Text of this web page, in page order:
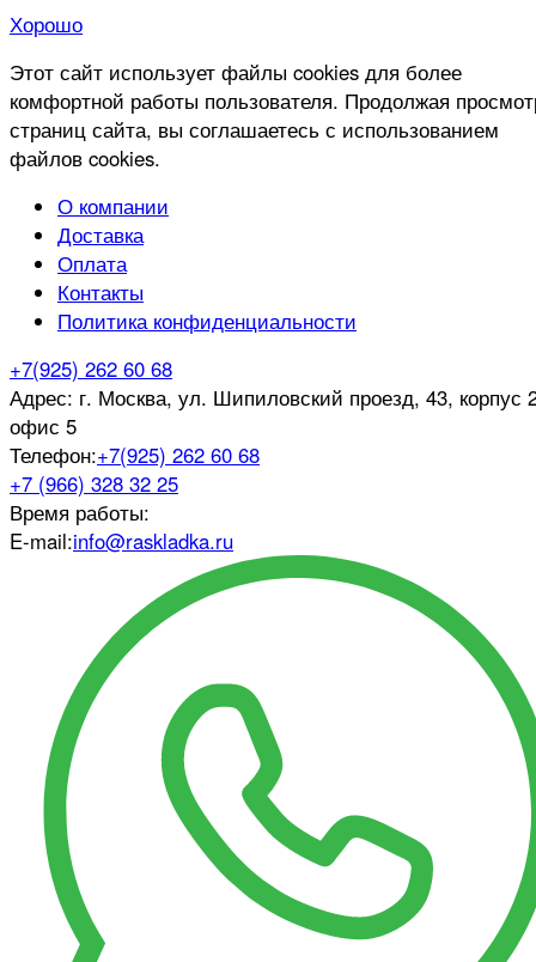
Хорошо
Этот сайт использует файлы cookies для более
комфортной работы пользователя. Продолжая
страниц сайта, вы соглашаетесь с использованием
файлов cookies.
О компании
Доставка
Оплата
Контакты
Политика конфиденциальности
+7(925) 262 60 68
Адрес: г. Москва, ул. Шипиловский проезд, 43, корпус
офис 5
Телефон:+7(925) 262 60 68
+7 (966) 328 32 25
Время работы:
E-mail:info@raskladka.ru